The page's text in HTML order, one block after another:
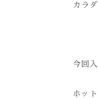
カラ
今回
ホッ